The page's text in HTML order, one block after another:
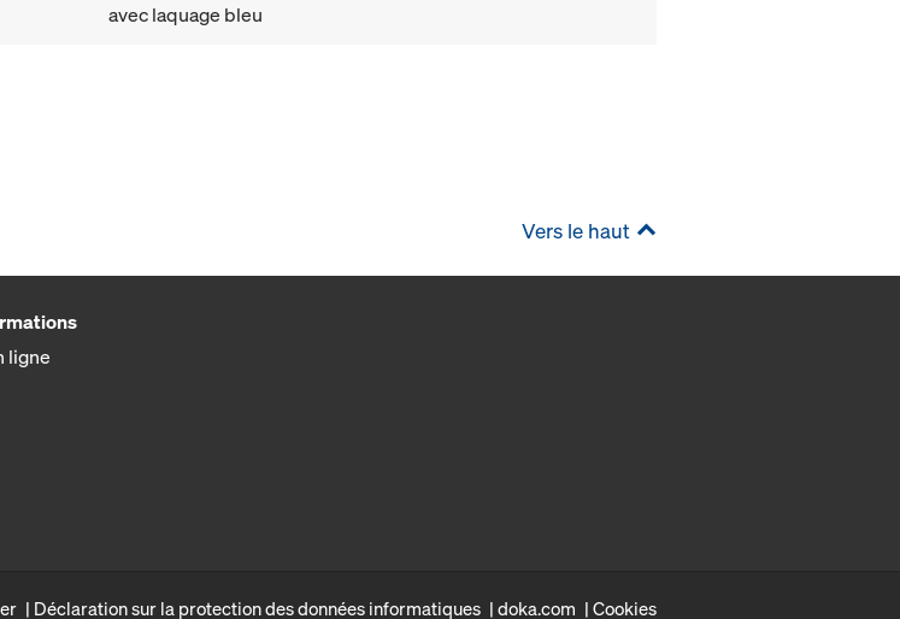
avec laquage bleu
Vers le haut
ligne
Déclaration sur la protection des données informatiques doka.com Cookies